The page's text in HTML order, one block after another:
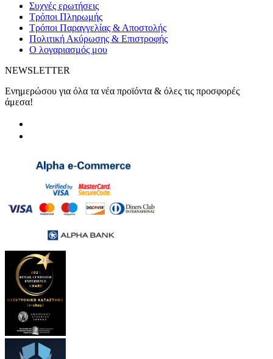
Συχνές ερωτήσεις
Τρόποι Πληρωμής
Τρόποι Παραγγελίας & Αποστολής
Πολιτική Ακύρωσης & Επιστροφής
Ο λογαριασμός μου
NEWSLETTER
Ενημερώσου για όλα τα νέα προϊόντα & όλες τις προσφορές
άμεσα!